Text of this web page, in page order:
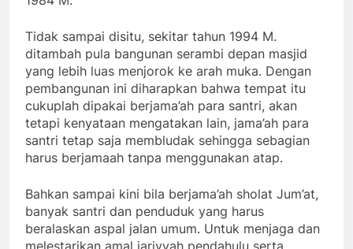
Tidak sampai disitu, sekitar tahun 1994 M.
ditambah pula bangunan serambi depan masjid
yang lebih luas menjorok ke arah muka. Dengan
pembangunan ini diharapkan bahwa tempat itu
cukuplah dipakai berjama’ah para santri, akan
tetapi kenyataan mengatakan lain, jama’ah para
santri tetap saja membludak sehingga sebagian
harus berjamaah tanpa menggunakan atap.
Bahkan sampai kini bila berjama’ah sholat Jum’at,
banyak santri dan penduduk yang harus
beralaskan aspal jalan umum. Untuk menjaga dan
melestarikan amal jariyyah pendahulu serta